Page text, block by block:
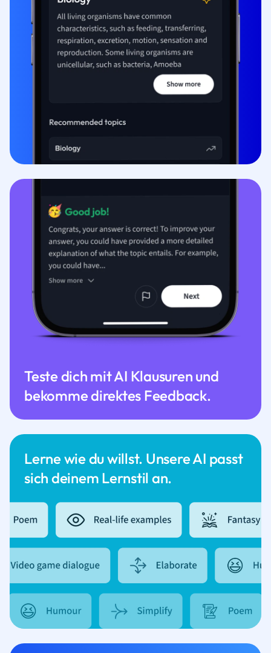
Lerne wie du willst. Unsere AI passt
sich deinem Lernstil an.
Teste dich mit AI Klausuren und
bekomme direktes Feedback.